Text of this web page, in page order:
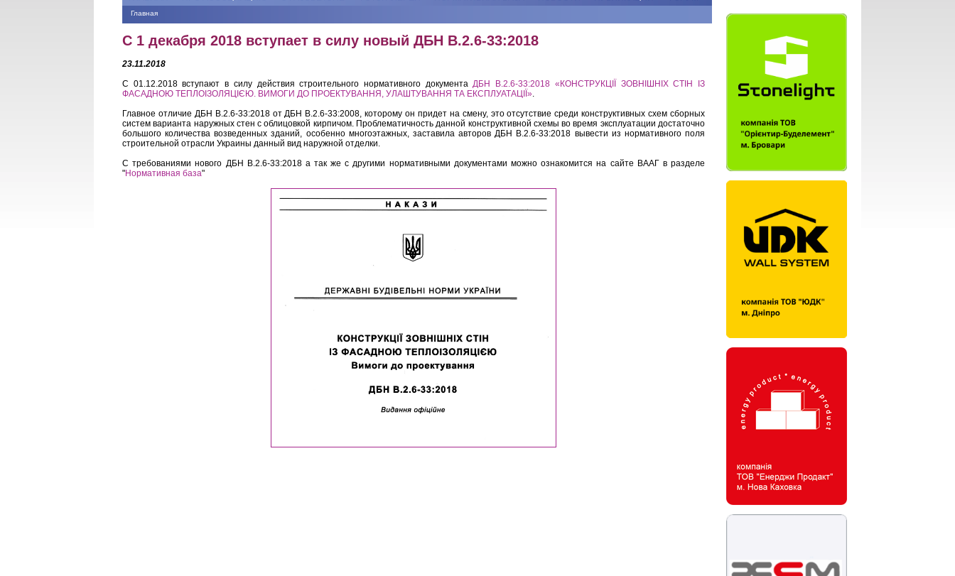
Вы здесь
Главная
С 1 декабря 2018 вступает в силу новый ДБН В.2.6-33:2018
23.11.2018
С 01.12.2018 вступают в силу действия строительного нормативного документа ДБН В.2.6-33:2018 «КОНСТРУКЦІЇ ЗОВНІШНІХ СТІН ІЗ
ФАСАДНОЮ ТЕПЛОІЗОЛЯЦІЄЮ. ВИМОГИ ДО ПРОЕКТУВАННЯ, УЛАШТУВАННЯ ТА ЕКСПЛУАТАЦІЇ»
Главное отличие ДБН В.2.6-33:2018 от ДБН В.2.6-33:2008, которому он придет на смену, это отсутствие среди конструктивных схем сборных
систем варианта наружных стен с облицовкой кирпичом. Проблематичность данной конструктивной схемы во время эксплуатации достаточно
большого количества возведенных зданий, особенно многоэтажных, заставила авторов ДБН В.2.6-33:2018 вывести из нормативного поля
строительной отрасли Украины данный вид наружной отделки.
С требованиями нового ДБН В.2.6-33:2018 а так же с другими нормативными документами можно ознакомится на сайте ВААГ в разделе
"Нормативная база"